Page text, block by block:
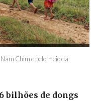
Chim e pelo meio da
6 bilhões de dongs